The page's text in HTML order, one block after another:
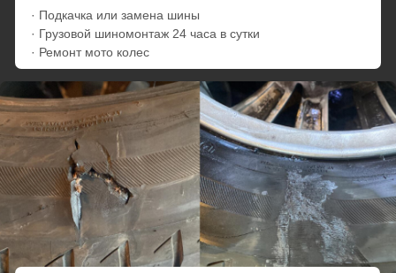
Шиномонтаж на выезд на
Международной:цены
Стоимость работ зависит от множества факторов.
Уточните цены по телефону*
Диагностика
от 1000 руб.
Проверка износа резины
Проверка герметичности шины